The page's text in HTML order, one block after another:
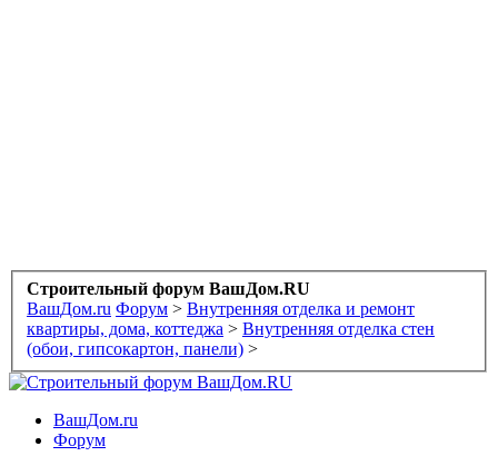
Строительный форум ВашДом.RU
ВашДом.ru Форум > Внутренняя отделка и ремонт
квартиры, дома, коттеджа > Внутренняя отделка стен
(обои, гипсокартон, панели) >
ВашДом.ru
Форум